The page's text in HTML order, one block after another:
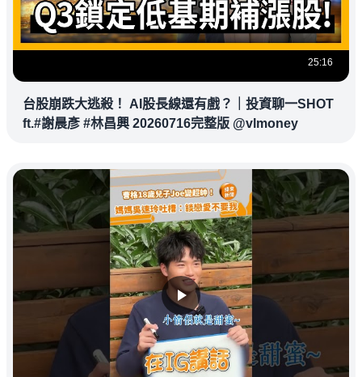
25:16
台股崩跌大逃殺！ AI股長線還有戲？｜投資聊一SHOT
ft.#謝晨彥 #林昌興 20260716完整版 @vlmoney